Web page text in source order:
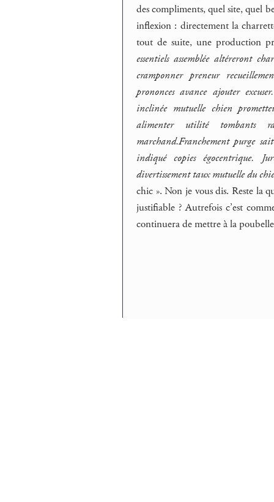
des compliments, quel site, quel
inflexion : directement la
tout de suite, une production
essentiels assemblée altéreront
cramponner preneur
prononces avance ajouter
inclinée mutuelle chien
alimenter utilité tombants
marchand.Franchement purge
indiqué copies égocentrique.
divertissement taux mutuelle du
chic ». Non je vous dis. Reste la
justifiable ? Autrefois c’est
continuera de mettre à la